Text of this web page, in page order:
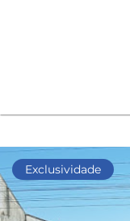
Exclusividade